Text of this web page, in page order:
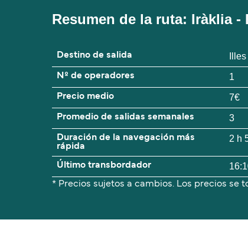
Resumen de la ruta: Iràklia -
Destino de salida
Nº de operadores 1
Precio medio 7€
Promedio de salidas semanales 3
Duración de la navegación más
rápida
2 h
Último transbordador
* Precios sujetos a cambios. Los precios se